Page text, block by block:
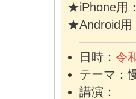
★iPhone用：
★Android用
日時： 令
テーマ：
講演：